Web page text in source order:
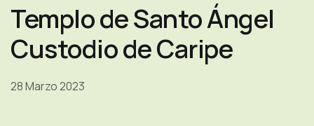
Templo de Santo Ángel
Custodio de Caripe
28 Marzo 2023